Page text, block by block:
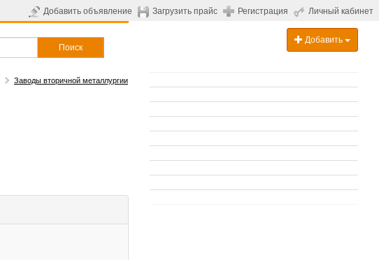
Добавить объявление Загрузить прайс Регистрация Личный кабинет
Поиск
Добавить
Заводы вторичной металлургии